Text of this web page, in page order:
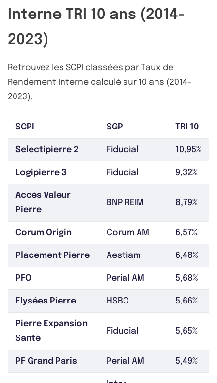
Interne TRI 10 ans (2014-
2023)
Retrouvez les SCPI classées par Taux de
Rendement Interne calculé sur 10 ans (2014-
2023).
SCPI SGP TRI 10
Selectipierre 2 Fiducial 10,95%
Logipierre 3 Fiducial 9,32%
Accès Valeur
Pierre
BNP REIM 8,79%
Corum Origin Corum AM 6,57%
Placement Pierre Aestiam 6,48%
PFO Perial AM 5,68%
Elysées Pierre HSBC 5,66%
Pierre Expansion
Santé
Fiducial 5,65%
PF Grand Paris Perial AM 5,49%